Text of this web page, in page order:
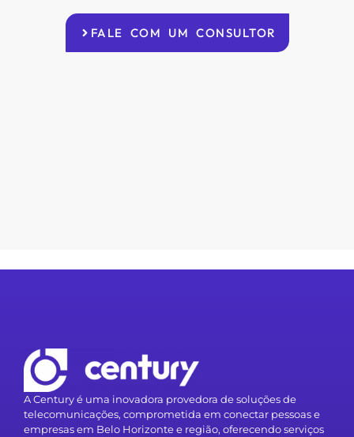
FALE COM UM CONSULTOR
A Century é uma inovadora provedora de soluções de
telecomunicações, comprometida em conectar pessoas e
empresas em Belo Horizonte e região, oferecendo serviços